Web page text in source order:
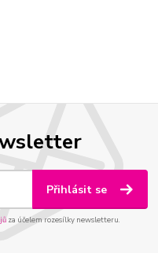
Přihlásit se
za účelem rozesílky newsletteru.